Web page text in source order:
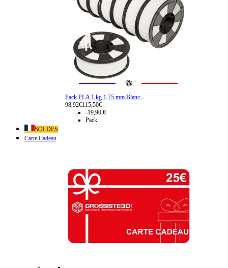
Pack PLA 1 kg 1.75 mm Blanc...
98,92€115,50€
-19,90 €
Pack
SOLDES
Carte Cadeau